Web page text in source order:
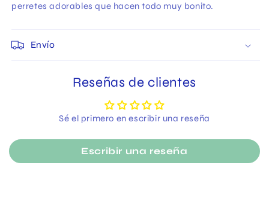
perretes adorables que hacen todo muy bonito.
Envío
Reseñas de clientes
Sé el primero en escribir una reseña
Escribir una reseña